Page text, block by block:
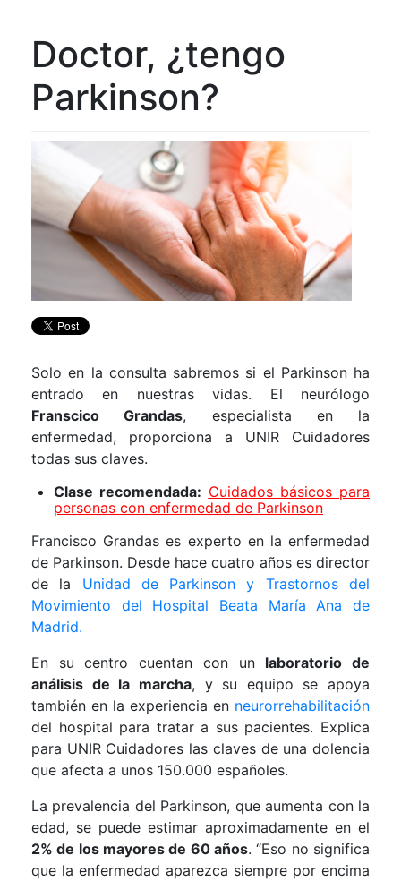
Doctor, ¿tengo
Parkinson?
Solo en la consulta sabremos si el Parkinson ha
entrado en nuestras vidas. El neurólogo
Franscico Grandas, especialista en la
enfermedad, proporciona a UNIR Cuidadores
todas sus claves.
Clase recomendada: Cuidados básicos para
personas con enfermedad de Parkinson
Francisco Grandas es experto en la enfermedad
de Parkinson. Desde hace cuatro años es director
de la Unidad de Parkinson y Trastornos del
Movimiento del Hospital Beata María Ana de
Madrid.
En su centro cuentan con un laboratorio de
análisis de la marcha, y su equipo se apoya
también en la experiencia en neurorrehabilitación
del hospital para tratar a sus pacientes. Explica
para UNIR Cuidadores las claves de una dolencia
que afecta a unos 150.000 españoles.
La prevalencia del Parkinson, que aumenta con la
edad, se puede estimar aproximadamente en el
2% de los mayores de 60 años. “Eso no significa
que la enfermedad aparezca siempre por encima